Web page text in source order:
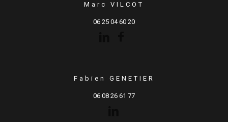
Marc VILCOT
06 25 04 60 20
Fabien GENETIER
06 08 26 61 77